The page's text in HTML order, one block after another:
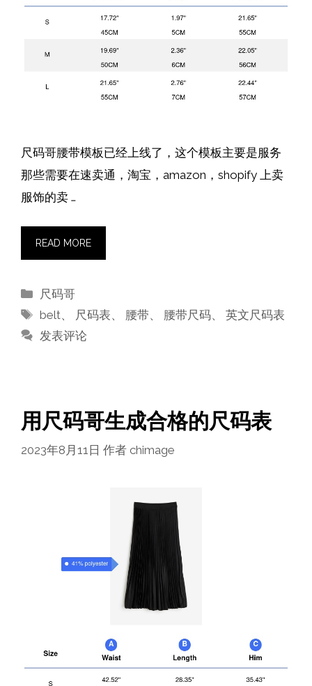
尺码哥腰带模板已经上线了，这个模板主要是服务
那些需要在速卖通，淘宝，amazon，shopify 上卖
服饰的卖 …
READ MORE
分
类
尺码哥
标
签
belt、 尺码表、 腰带、 腰带尺码、英文尺码表
发表评论
用尺码哥生成合格的尺码表
2023年8月11日 作者 chimage